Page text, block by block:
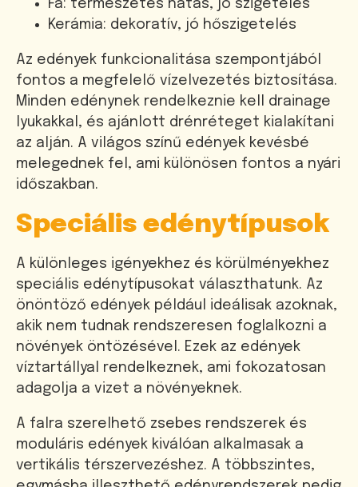
Fa: természetes hatás, jó szigetelés
Kerámia: dekoratív, jó hőszigetelés
Az edények funkcionalitása szempontjából
fontos a megfelelő vízelvezetés biztosítása.
Minden edénynek rendelkeznie kell drainage
lyukakkal, és ajánlott drénréteget kialakítani
az alján. A világos színű edények kevésbé
melegednek fel, ami különösen fontos a nyári
időszakban.
Speciális edénytípusok
A különleges igényekhez és körülményekhez
speciális edénytípusokat választhatunk. Az
önöntöző edények például ideálisak azoknak,
akik nem tudnak rendszeresen foglalkozni a
növények öntözésével. Ezek az edények
víztartállyal rendelkeznek, ami fokozatosan
adagolja a vizet a növényeknek.
A falra szerelhető zsebes rendszerek és
moduláris edények kiválóan alkalmasak a
vertikális térszervezéshez. A többszintes,